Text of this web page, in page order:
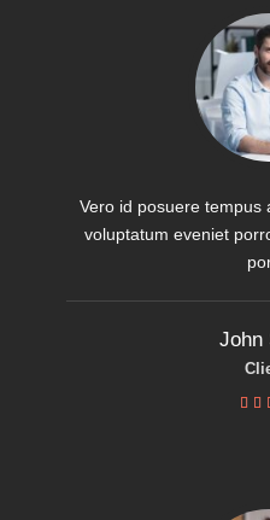
Vero id posuere tempus
voluptatum eveniet
John
 